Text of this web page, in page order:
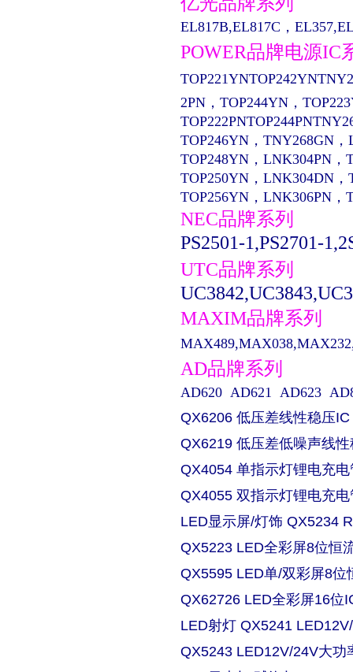
EL817B,EL817C，
POWER品牌电源IC
2PN，TOP244YN，
TOP246YN，TNY268GN
TOP248YN，LNK304PN，
TOP250YN，LNK304DN，
TOP256YN，LNK306PN
NEC品牌系列
PS2501-1,PS2701-
UTC品牌系列
MAXIM品牌系列
AD品牌系列
AD620 AD621 AD623
QX6206 低压差线性稳压IC
QX6219 低压差低噪声线
QX4054 单指示灯锂电充
QX4055 双指示灯锂电充
LED显示屏/灯饰 QX5234
QX5223 LED全彩屏8位恒
QX5595 LED单/双彩屏8位
QX62726 LED全彩屏16位
LED射灯 QX5241
QX5243 LED12V/24V大